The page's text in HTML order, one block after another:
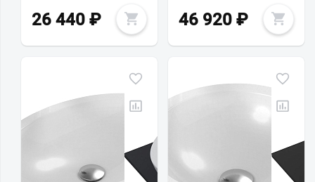
26 440 ₽ 46 920 ₽